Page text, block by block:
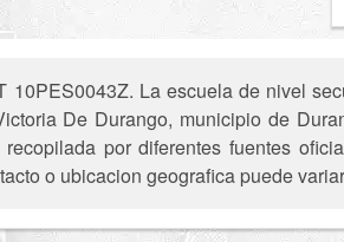
10PES0043Z. La escuela de nivel
De Durango, municipio de
por diferentes fuentes
o ubicacion geografica puede